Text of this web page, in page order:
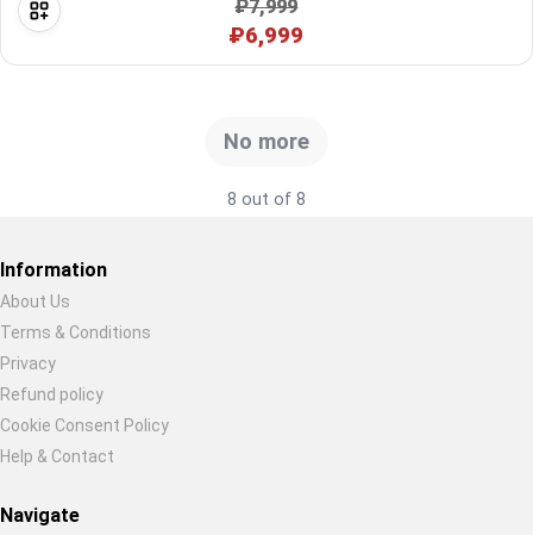
₽7,999
₽6,999
No more
8 out of 8
Restore previous
Information
About Us
Terms & Conditions
Privacy
Refund policy
Cookie Consent Policy
Help & Contact
Navigate